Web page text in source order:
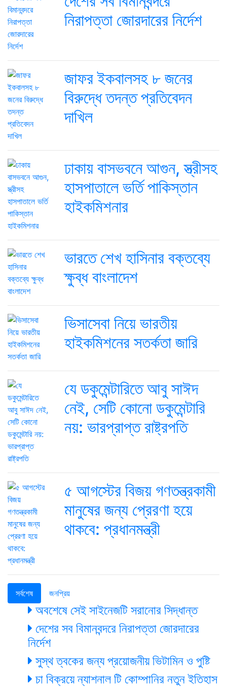
নিরাপত্তা জোরদারের নির্দেশ
জাফর ইকবালসহ ৮ জনের
বিরুদ্ধে তদন্ত প্রতিবেদন
দাখিল
ঢাকায় বাসভবনে আগুন, স্ত্রীসহ
হাসপাতালে ভর্তি পাকিস্তান
হাইকমিশনার
ভারতে শেখ হাসিনার বক্তব্যে
ক্ষুব্ধ বাংলাদেশ
ভিসাসেবা নিয়ে ভারতীয়
হাইকমিশনের সতর্কতা জারি
যে ডকুমেন্টারিতে আবু সাঈদ
নেই, সেটি কোনো ডকুমেন্টারি
নয়: ভারপ্রাপ্ত রাষ্ট্রপতি
৫ আগস্টের বিজয় গণতন্ত্রকামী
মানুষের জন্য প্রেরণা হয়ে
থাকবে: প্রধানমন্ত্রী
সর্বশেষ জনপ্রিয়
অবশেষে সেই সাইনেজটি সরানোর সিদ্ধান্ত
দেশের সব বিমানবন্দরে নিরাপত্তা জোরদারের
নির্দেশ
সুস্থ ত্বকের জন্য প্রয়োজনীয় ভিটামিন ও পুষ্টি
চা বিক্রয়ে ন্যাশনাল টি কোম্পানির নতুন ইতিহাস